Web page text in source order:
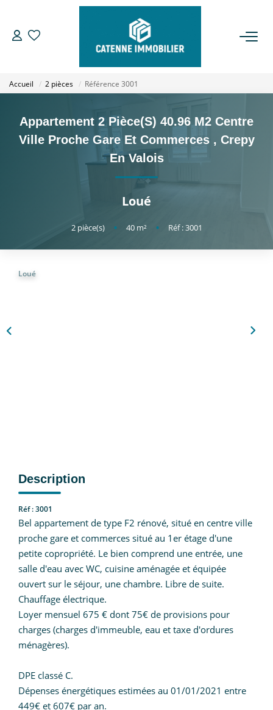
LOUER
ESTIMER
NOTRE AGENCE
Accueil 2 pièces Référence 3001
Appartement 2 Pièce(s) 40.96 M2 Centre
Ville Proche Gare Et Commerces , Crepy
En Valois
Loué
2pièce(s) • 40m² • Réf : 3001
Loué
Description
Réf : 3001
Bel appartement de type F2 rénové, situé en centre ville
proche gare et commerces situé au 1er étage d'une
petite copropriété. Le bien comprend une entrée, une
salle d'eau avec WC, cuisine aménagée et équipée
ouvert sur le séjour, une chambre. Libre de suite.
Chauffage électrique.
Loyer mensuel 675 € dont 75€ de provisions pour
charges (charges d'immeuble, eau et taxe d'ordures
ménagères).
DPE classé C.
Dépenses énergétiques estimées au 01/01/2021 entre
449€ et 607€ par an.